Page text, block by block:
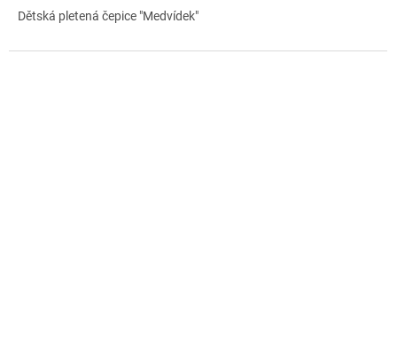
Dětská pletená čepice "Medvídek"